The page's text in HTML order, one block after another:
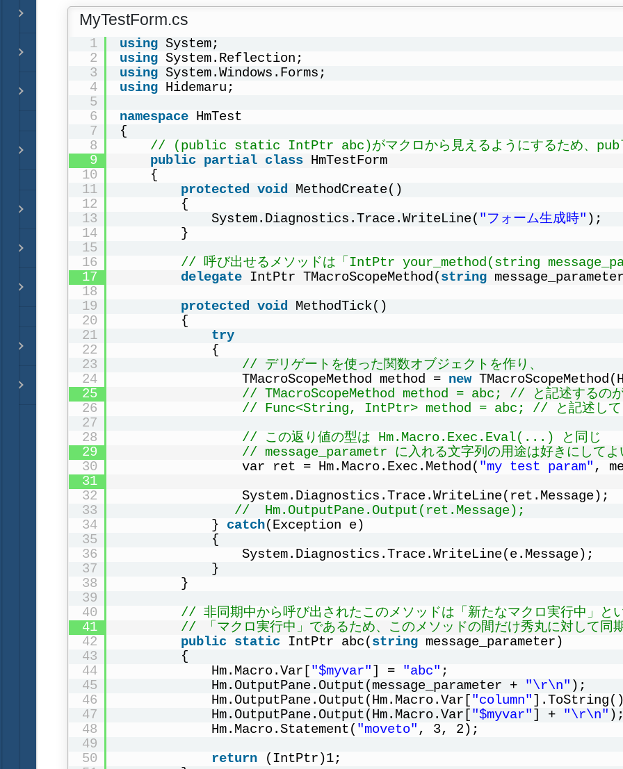
MyTestForm.cs
1
2
3
4
5
6
7
8
9
10
11
12
13
14
15
16
17
18
19
20
21
22
23
24
25
26
27
28
29
30
31
32
33
34
35
36
37
38
39
40
41
42
43
44
45
46
47
48
49
50
using System;
using System.Reflection;
using System.Windows.Forms;
using Hidemaru;
namespace HmTest
{
// (public static IntPtr abc)がマクロから見えるようにするため、
public partial class HmTestForm
{
protected void MethodCreate()
{
System.Diagnostics.Trace.WriteLine( "フォーム生成時" );
}
// 呼び出せるメソッドは「IntPtr your_method(string
delegate IntPtr TMacroScopeMethod(string
protected void MethodTick()
{
try
{
// デリゲートを使った関数オブジェクトを作り、
TMacroScopeMethod method = new
// TMacroScopeMethod method = abc; // と記述するのが
// Func<String, IntPtr> method = abc; // と記述しても
// この返り値の型は Hm.Macro.Exec.Eval(...) と同じ
// message_parametr に入れる文字列の用途は好きにしてよ
var ret = Hm.Macro.Exec.Method( "my test param" ,
System.Diagnostics.Trace.WriteLine(ret.Message);
//  Hm.OutputPane.Output(ret.Message);
} catch(Exception e)
{
System.Diagnostics.Trace.WriteLine(e.Message);
}
}
// 非同期中から呼び出されたこのメソッドは「新たなマクロ実行中」と
// 「マクロ実行中」であるため、このメソッドの間だけ秀丸に対して同
public static IntPtr abc(string message_parameter)
{
Hm.Macro.Var["$myvar"] = "abc" ;
Hm.OutputPane.Output(message_parameter + "\r\n" );
Hm.OutputPane.Output(Hm.Macro.Var["column"
Hm.OutputPane.Output(Hm.Macro.Var["$myvar"] + "\r\n"
Hm.Macro.Statement( "moveto" , 3, 2);
return
(IntPtr)1;